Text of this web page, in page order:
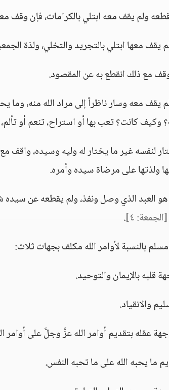
ولم يقف معه ابتلي بالكرامات، فإن وقف
يقف معها ابتلي بالتجريد والتخلي، ولذة
مع ذلك انقطع به عن المقصود.
يقف معه وسار ناظراً إلى مراد الله منه،
وكيف كانت؟ تعب بها أو استراح، تنعم أو
لنفسه غير ما يختار له وليه وسيده،
ولذتها على مرضاة سيده وأمره.
العبد الذي وصل ونفذ، ولم يقطعه عن سيده
[الجمعة: ٤]
.
بالنسبة لأوامر الله مكلف بجهات ثلاث:
قلبه بالإيمان والتوحيد.
والانقياد.
عقله بتقديم أوامر الله عزَّ وجلَّ على أوامر
ما يحبه الله على ما تحبه النفس.